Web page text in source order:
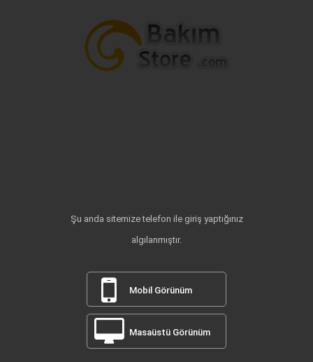
Şu anda sitemize telefon ile giriş yaptığınız
algılanmıştır.
Mobil Görünüm
Masaüstü Görünüm